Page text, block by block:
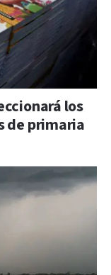
los
de primaria